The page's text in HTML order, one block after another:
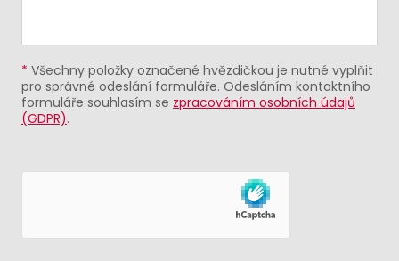
* Všechny položky označené hvězdičkou je nutné vyplňit
pro správné odeslání formuláře. Odesláním kontaktního
formuláře souhlasím se zpracováním osobních údajů
(GDPR).